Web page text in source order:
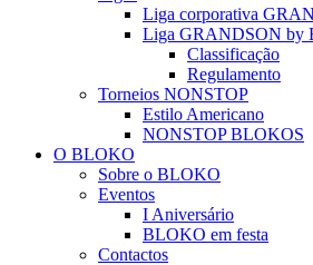
Liga corporativa
Liga GRANDSON by
Classificação
Regulamento
Torneios NONSTOP
Estilo Americano
NONSTOP BLOKOS
O BLOKO
Sobre o BLOKO
Eventos
I Aniversário
BLOKO em festa
Contactos